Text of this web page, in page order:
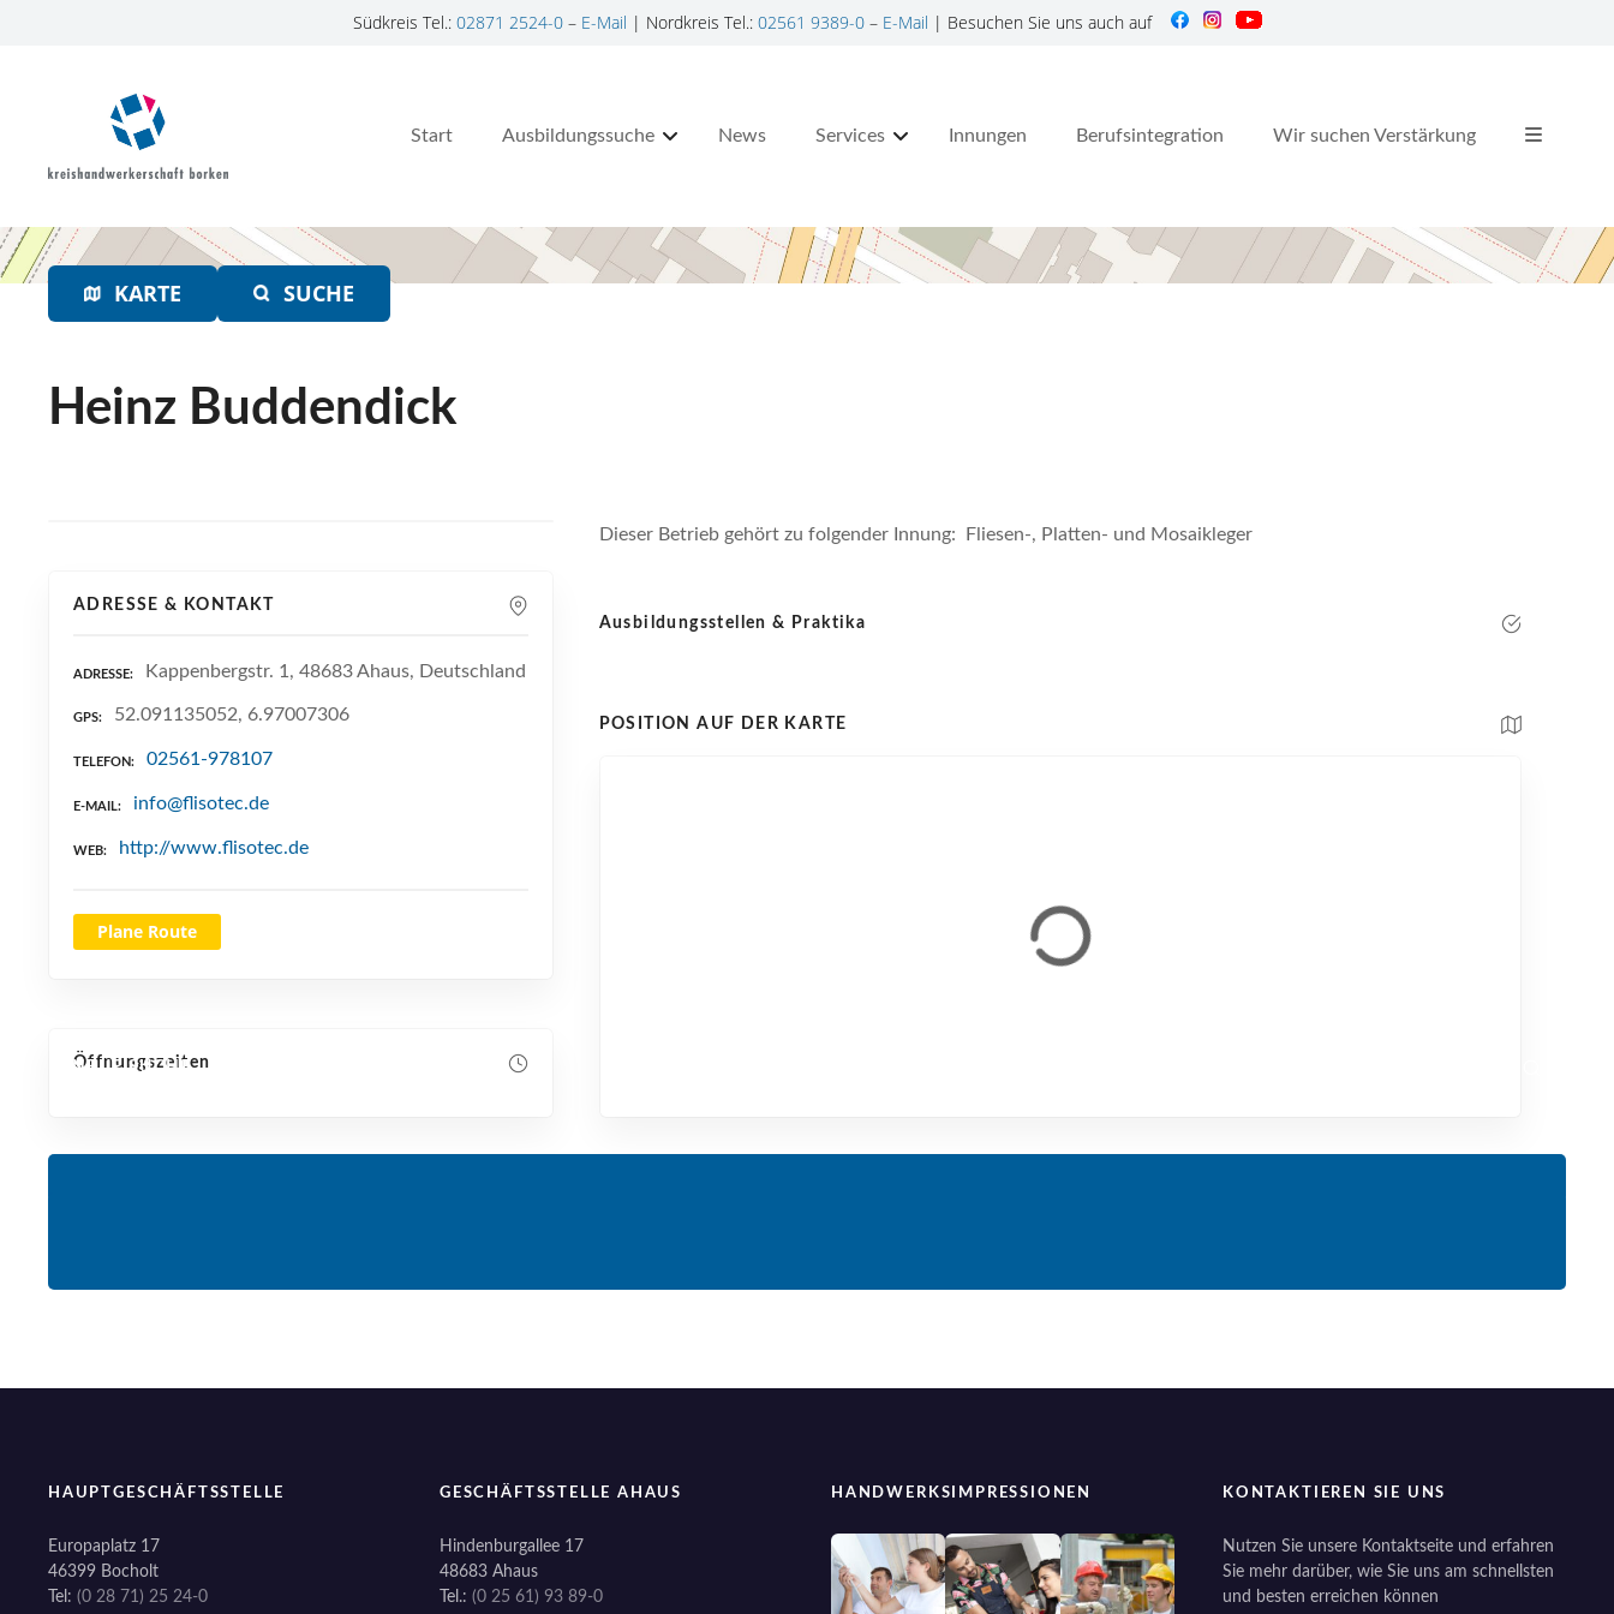
Südkreis Tel.: 02871 2524-0– E-Mail | Nordkreis Tel.: 02561 9389-0– E-Mail | Besuchen Sie uns auch auf
a
t
Start Ausbildungssuche News Services Innungen Berufsintegration Wir suchen Verstärkung
KARTE SUCHE
Heinz Buddendick
ADRESSE & KONTAKT
ADRESSE Kappenbergstr. 1, 48683 Ahaus, Deutschland
GPS 52.091135052, 6.97007306
TELEFON 02561-978107
E-MAIL info@flisotec.de
WEB http://www.flisotec.de
Plane Route
Öffnungszeiten
Dieser Betrieb gehört zu folgender Innung: Fliesen-, Platten- und Mosaikleger
Ausbildungsstellen & Praktika
POSITION AUF DER KARTE
NEUE SUCHE
HAUPTGESCHÄFTSSTELLE
Europaplatz 17
46399 Bocholt
Tel: (0 28 71) 25 24-0
GESCHÄFTSSTELLE AHAUS
Hindenburgallee 17
48683 Ahaus
Tel.: (0 25 61) 93 89-0
HANDWERKSIMPRESSIONEN KONTAKTIEREN SIE UNS
Nutzen Sie unsere Kontaktseite und erfahren
Sie mehr darüber, wie Sie uns am schnellsten
und besten erreichen können